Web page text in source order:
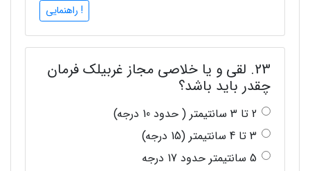
! راهنمایی
23. لقی و یا خلاصی مجاز غربیلک فرمان
چقدر باید باشد؟
2 تا 3 سانتیمتر ( حدود 10 درجه)
3 تا 4 سانتیمتر (15 درجه)
5 سانتیمتر حدود 17 درجه